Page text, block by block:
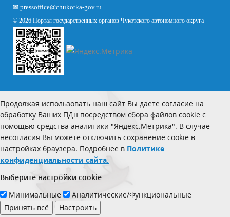
✉ pressoffice@chukotka-gov.ru
© 2026 Портал государственных органов Чукотского автономного округа
Продолжая использовать наш сайт Вы даете согласие на
обработку Ваших ПДн посредством сбора файлов cookie с
помощью средства аналитики "Яндекс.Метрика". В случае
несогласия Вы можете отключить сохранение cookie в
настройках браузера. Подробнее в Политике
конфиденциальности сайта.
Выберите настройки cookie
Минимальные
Аналитические/Функциональные
Принять всё
Настроить